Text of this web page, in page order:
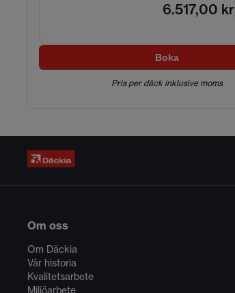
6.517,00 kr
Boka
Pris per däck inklusive moms
Om oss
Om Däckia
Vår historia
Kvalitetsarbete
Miljöarbete